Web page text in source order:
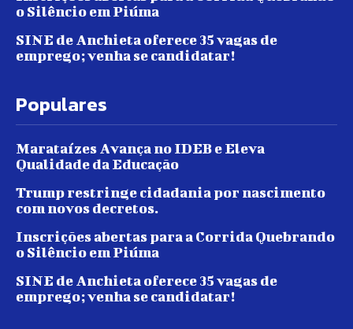
o Silêncio em Piúma
SINE de Anchieta oferece 35 vagas de
emprego; venha se candidatar!
Populares
Marataízes Avança no IDEB e Eleva
Qualidade da Educação
Trump restringe cidadania por nascimento
com novos decretos.
Inscrições abertas para a Corrida Quebrando
o Silêncio em Piúma
SINE de Anchieta oferece 35 vagas de
emprego; venha se candidatar!